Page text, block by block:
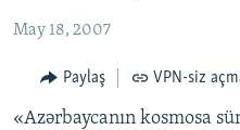
FƏRQƏ BAX
QANUNI DOĞRU
ARAŞDIRMA
May 18, 2007
Paylaş VPN-siz
«Azərbaycanın kosmosa